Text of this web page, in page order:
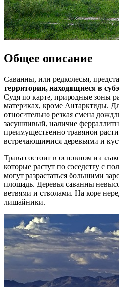
Общее описание
Саванны, или редколесья,
территории, находящиеся в
Судя по карте, природные зоны
материках, кроме Антарктиды.
относительно резкая смена
засушливый, наличие
преимущественно травяной
встречающимися деревьями и
Трава состоит в основном из
которые растут по соседству с
могут разрастаться большими
площадь. Деревья саванны
ветвями и стволами. На коре
лишайники.